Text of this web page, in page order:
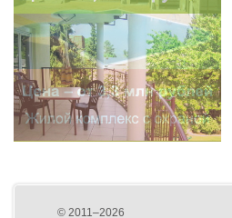
© 2011–2026